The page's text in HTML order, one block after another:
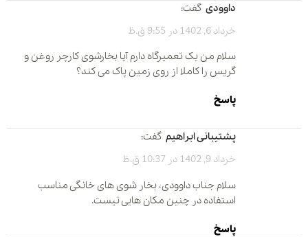
داوودی گفت:
خرداد 6, 1402 در 9:55 ق.ظ
سلام من یک تعمیرگاه دارم آیا بخارشوی کارچر روغن و
گریس را کاملا از روی زمین پاک می کند؟
پاسخ
پشتیبانی ابراهیم گفت:
خرداد 9, 1402 در 10:37 ق.ظ
سلام جناب داوودی، بخار شوی های خانگی مناسب
استفاده در چنین مکان هایی نیست.
پاسخ